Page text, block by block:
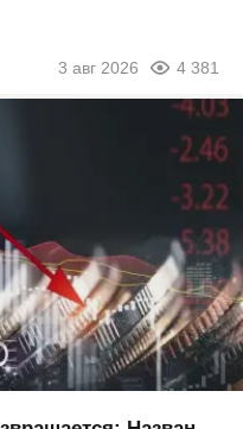
3 авг 2026 4 381